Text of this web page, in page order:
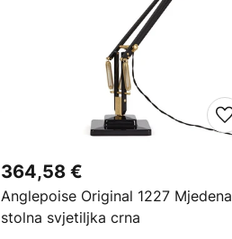
Anglepoise Original 1227 Mjedena
stolna svjetiljka crna
364,58 €